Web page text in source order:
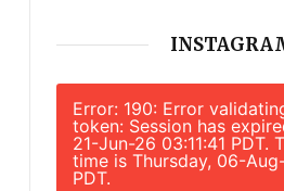
Error: 190: Error
token: Session has
21-Jun-26 03:11:41 PDT.
time is Thursday, 06-
PDT.